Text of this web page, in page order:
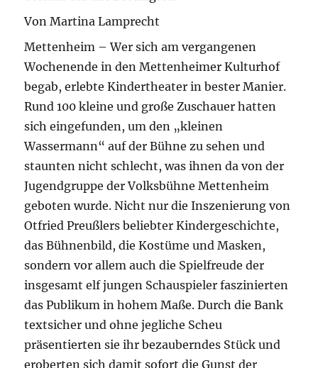
Von Martina Lamprecht
Mettenheim – Wer sich am vergangenen
Wochenende in den Mettenheimer Kulturhof
begab, erlebte Kindertheater in bester Manier.
Rund 100 kleine und große Zuschauer hatten
sich eingefunden, um den „kleinen
Wassermann“ auf der Bühne zu sehen und
staunten nicht schlecht, was ihnen da von der
Jugendgruppe der Volksbühne Mettenheim
geboten wurde. Nicht nur die Inszenierung von
Otfried Preußlers beliebter Kindergeschichte,
das Bühnenbild, die Kostüme und Masken,
sondern vor allem auch die Spielfreude der
insgesamt elf jungen Schauspieler faszinierten
das Publikum in hohem Maße. Durch die Bank
textsicher und ohne jegliche Scheu
präsentierten sie ihr bezauberndes Stück und
eroberten sich damit sofort die Gunst der